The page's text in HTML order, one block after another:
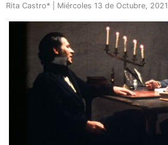
Rita Castro* | Miércoles 13 de Octubre, 2021